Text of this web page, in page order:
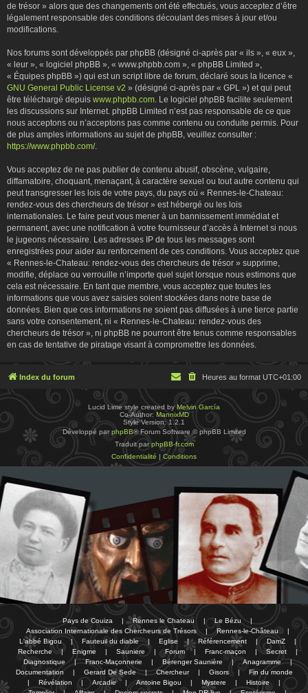
de trésor » alors que des changements ont été effectués, vous acceptez d’être
légalement responsable des conditions découlant des mises à jour et/ou
modifications.
Nos forums sont développés par phpBB (désigné ci-après par « ils », « eux »,
« leur », « logiciel phpBB », « www.phpbb.com », « phpBB Limited »,
« Équipes phpBB ») qui est un script libre de forum, déclaré sous la licence «
GNU General Public License v2 » (désigné ci-après par « GPL ») et qui peut
être téléchargé depuis www.phpbb.com. Le logiciel phpBB facilite seulement
les discussions sur Internet. phpBB Limited n’est pas responsable de ce que
nous acceptons ou n’acceptons pas comme contenu ou conduite permis. Pour
de plus amples informations au sujet de phpBB, veuillez consulter :
https://www.phpbb.com/.
Vous acceptez de ne pas publier de contenu abusif, obscène, vulgaire,
diffamatoire, choquant, menaçant, à caractère sexuel ou tout autre contenu qui
peut transgresser les lois de votre pays, du pays où « Rennes-le-Chateau:
rendez-vous des chercheurs de trésor » est hébergé ou les lois
internationales. Le faire peut vous mener à un bannissement immédiat et
permanent, avec une notification à votre fournisseur d’accès à Internet si nous
le jugeons nécessaire. Les adresses IP de tous les messages sont
enregistrées pour aider au renforcement de ces conditions. Vous acceptez que
« Rennes-le-Chateau: rendez-vous des chercheurs de trésor » supprime,
modifie, déplace ou verrouille n’importe quel sujet lorsque nous estimons que
cela est nécessaire. En tant que membre, vous acceptez que toutes les
informations que vous avez saisies soient stockées dans notre base de
données. Bien que ces informations ne soient pas diffusées à une tierce partie
sans votre consentement, ni « Rennes-le-Chateau: rendez-vous des
chercheurs de trésor », ni phpBB ne pourront être tenus comme responsables
en cas de tentative de piratage visant à compromettre les données.
Index du forum Heures au format UTC+01:00
Lucid Lime style created by Melvin García
Co-Author: MannixMD
Style Version: 1.2.1
Développé parphpBB® Forum Software © phpBB Limited
Traduit par phpBB-fr.com
Confidentialité | Conditions
Pays de Couiza | Rennes le Chateau | Le Bézu
|
Association Internationale des Chercheurs de Trésors
| Rennes-le-Château
|
L'abbé Bigou
| Fauteuil du diable | Eglise | Référencement | DamZ
|
Recherche
| Enigme | Sauniere | Forum | Franc-maçon | Secret
|
Diagnostique
| Franc-Maçonnerie | Bérenger Saunière | Anagramme
|
Documentation
| Gerard De Sede | Chercheur | Gisors |
Fin du monde
|
Révélation | Arcadie | Antoine Bigou | Mystere | Histoire
|